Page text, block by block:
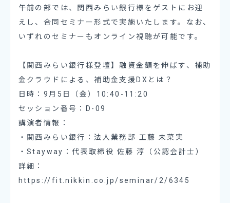
午前の部では、関西みらい銀行様をゲストにお迎
えし、合同セミナー形式で実施いたします。なお、
いずれのセミナーもオンライン視聴が可能です。
【関西みらい銀行様登壇】融資金額を伸ばす、補助
金クラウドによる、補助金支援DXとは？
日時：9月5日（金）10:40-11:20
セッション番号：D-09
講演者情報：
・関西みらい銀行：法人業務部 工藤 未菜実
・Stayway：代表取締役 佐藤 淳（公認会計士）
詳細：
https://fit.nikkin.co.jp/seminar/2/6345